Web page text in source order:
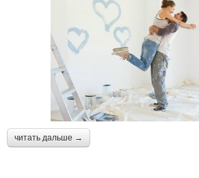
читать дальше →